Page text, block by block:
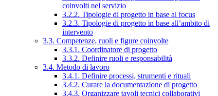
coinvolti nel servizio
3.2.2. Tipologie di progetto in base al focus
3.2.3. Tipologie di progetto in base all’ambito di
intervento
3.3. Competenze, ruoli e figure coinvolte
3.3.1. Coordinatore di progetto
3.3.2. Definire ruoli e responsabilità
3.4. Metodo di lavoro
3.4.1. Definire processi, strumenti e rituali
3.4.2. Curare la documentazione di progetto
3.4.3. Organizzare tavoli tecnici collaborativi